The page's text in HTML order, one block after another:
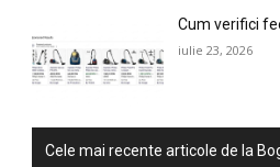
Cum verifici
iulie 23, 2026
Cele mai recente articole de la